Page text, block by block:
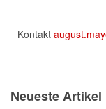
Kontakt
Neueste Artikel